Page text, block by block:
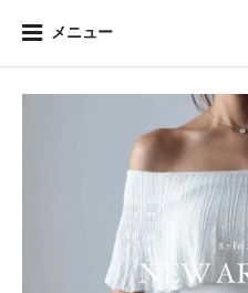
メニュー